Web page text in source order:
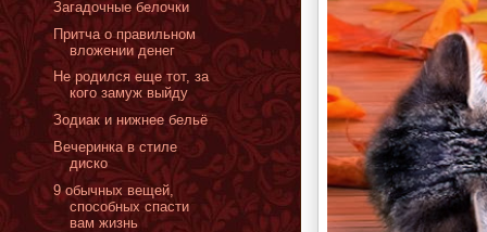
Загадочные белочки
Притча о правильном
вложении денег
Не родился еще тот, за
кого замуж выйду
Зодиак и нижнее бельё
Вечеринка в стиле
диско
9 обычных вещей,
способных спасти
вам жизнь